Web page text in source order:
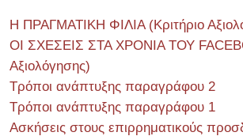
Η ΠΡΑΓΜΑΤΙΚΗ ΦΙΛΙΑ (Κριτήριο
ΟΙ ΣΧΕΣΕΙΣ ΣΤΑ ΧΡΟΝΙΑ ΤΟΥ
Αξιολόγησης)
Τρόποι ανάπτυξης παραγράφου 2
Τρόποι ανάπτυξης παραγράφου 1
Ασκήσεις στους επιρρηματικούς